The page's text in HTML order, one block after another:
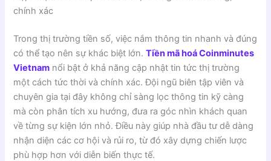
chính xác
Trong thị trường tiền số, việc nắm thông tin nhanh và đúng
có thể tạo nên sự khác biệt lớn.Tiền mã hoá Coinminutes
Vietnam nổi bật ở khả năng cập nhật tin tức thị trường
một cách tức thời và chính xác. Đội ngũ biên tập viên và
chuyên gia tại đây không chỉ sàng lọc thông tin kỹ càng
mà còn phân tích xu hướng, đưa ra góc nhìn khách quan
về từng sự kiện lớn nhỏ. Điều này giúp nhà đầu tư dễ dàng
nhận diện các cơ hội và rủi ro, từ đó xây dựng chiến lược
phù hợp hơn với diễn biến thực tế.